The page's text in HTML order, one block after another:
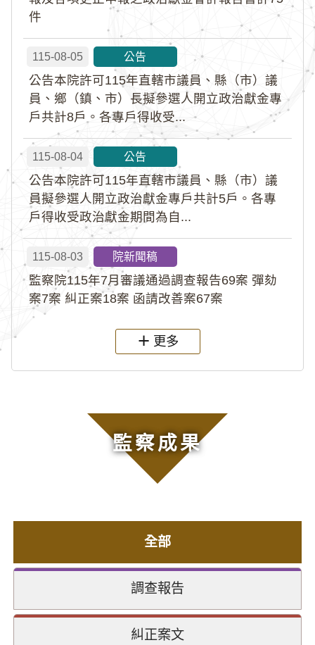
件
115-08-05 公告
公告本院許可115年直轄市議員、縣（市）議
員、鄉（鎮、市）長擬參選人開立政治獻金專
戶共計8戶。各專戶得收受...
115-08-04 公告
公告本院許可115年直轄市議員、縣（市）議
員擬參選人開立政治獻金專戶共計5戶。各專
戶得收受政治獻金期間為自...
115-08-03 院新聞稿
監察院115年7月審議通過調查報告69案 彈劾
案7案 糾正案18案 函請改善案67案
更多
監察成果
全部
調查報告
糾正案文